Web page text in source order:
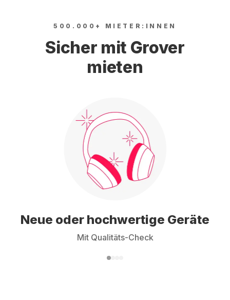
500.000+ MIETER:INNEN
Sicher mit Grover
mieten
Neue oder hochwertige Geräte
Mit Qualitäts-Check